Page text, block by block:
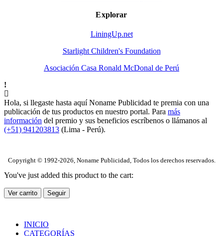
Explorar
LiningUp.net
Starlight Children's Foundation
Asociación Casa Ronald McDonal de Perú
Hola, si llegaste hasta aquí Noname Publicidad te premia con una
publicación de tus productos en nuestro portal. Para más
información del premio y sus beneficios escríbenos o llámanos al
(+51) 941203813 (Lima - Perú).
Copyright © 1992-2026, Noname Publicidad, Todos los derechos reservados.
You've just added this product to the cart:
Ver carrito Seguir
INICIO
CATEGORÍAS